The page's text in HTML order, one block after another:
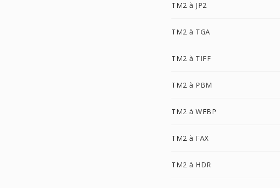
TM2 à JP2
TM2 à TGA
TM2 à TIFF
TM2 à PBM
TM2 à WEBP
TM2 à FAX
TM2 à HDR